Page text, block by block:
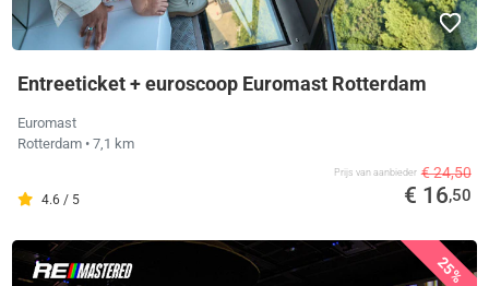
Entreeticket + euroscoop Euromast Rotterdam
Euromast
Rotterdam • 7,1 km
4.6 / 5
Prijs van aanbieder € 24,50
€ 16,50
25%